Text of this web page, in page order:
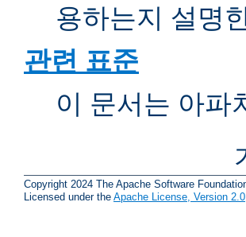
용하는지 설명
관련 표준
이 문서는 아파
Copyright 2024 The Apache Software
Licensed under the Apache License, Version 2.0